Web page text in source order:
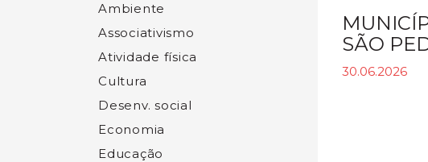
Ambiente
Associativismo
Atividade física
Cultura
Desenv. social
Economia
Educação
SÃO
30.06.2026